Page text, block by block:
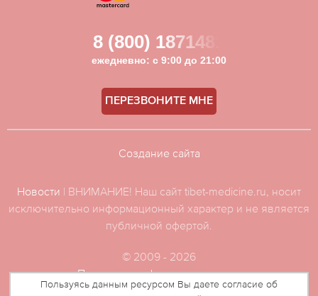
8 (800) 1871481
ежедневно: с 9:00 до 21:00
ПЕРЕЗВОНИТЕ МНЕ
Новости | ВНИМАНИЕ! Наш сайт tibet-medicine.ru, носит
исключительно информационный характер и не является
публичной офертой.
© 2009 - 2026
Политика конфиденциальности
Создание сайта
Пользуясь данным ресурсом Вы даете согласие об